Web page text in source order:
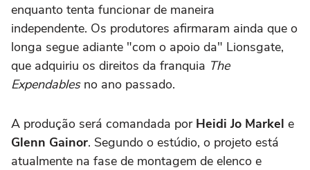
enquanto tenta funcionar de maneira
independente. Os produtores afirmaram ainda que o
longa segue adiante "com o apoio da" Lionsgate,
que adquiriu os direitos da franquia The
Expendablesno ano passado.
A produção será comandada por Heidi Jo Markel e
Glenn Gainor. Segundo o estúdio, o projeto está
atualmente na fase de montagem de elenco e